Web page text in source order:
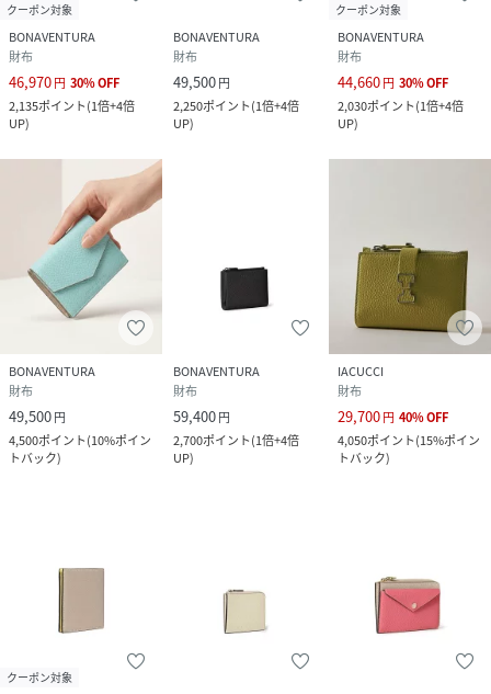
クーポン対象
BONAVENTURA
財布
46,970円 30%OFF
2,135ポイント(1倍+4倍
UP)
BONAVENTURA
財布
49,500円
2,250ポイント(1倍+4倍
UP)
クーポン対象
BONAVENTURA
財布
44,660円 30%OFF
2,030ポイント(1倍+4倍
UP)
BONAVENTURA
財布
49,500円
4,500ポイント(10%ポイン
トバック)
BONAVENTURA
財布
59,400円
2,700ポイント(1倍+4倍
UP)
IACUCCI
財布
29,700円 40%OFF
4,050ポイント(15%ポイン
トバック)
クーポン対象